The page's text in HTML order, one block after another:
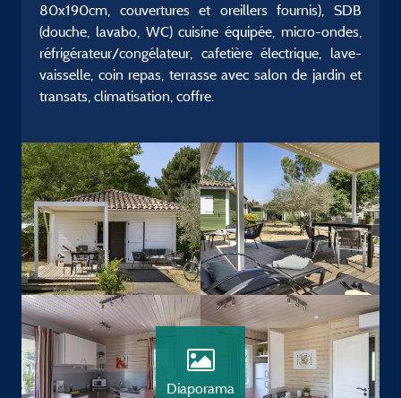
80x190cm, couvertures et oreillers fournis), SDB
(douche, lavabo, WC) cuisine équipée, micro-ondes,
réfrigérateur/congélateur, cafetière électrique, lave-
vaisselle, coin repas, terrasse avec salon de jardin et
transats, climatisation, coffre.
Diaporama